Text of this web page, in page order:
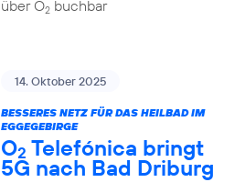
über O2buchbar
14. Oktober 2025
BESSERES NETZ FÜR DAS HEILBAD IM
EGGEGEBIRGE
O2 Telefónica bringt
5G nach Bad Driburg